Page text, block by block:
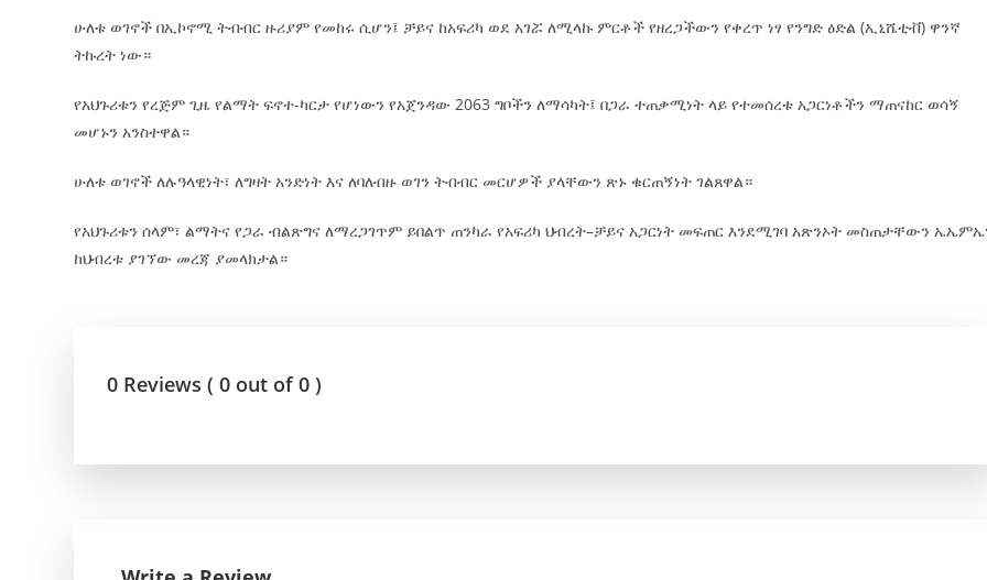
ሁለቱ ወገኖች በኢኮኖሚ ትብብር ዙሪያም የመከሩ ሲሆን፤ ቻይና ከአፍሪካ ወደ አገሯ ለሚላኩ ምርቶች የዘረጋችውን የቀረጥ ነፃ የንግድ ዕድል (ኢኒሼቲቭ) ዋንኛ
ትኩረት ነው።
የአህጉሪቱን የረጅም ጊዜ የልማት ፍኖተ-ካርታ የሆነውን የአጀንዳው 2063 ግቦችን ለማሳካት፤ በጋራ ተጠቃሚነት ላይ የተመሰረቱ አጋርነቶችን ማጠናከር ወሳኝ
መሆኑን አንስተዋል።
ሁለቱ ወገኖች ለሉዓላዊነት፣ ለግዛት አንድነት እና ለባለብዙ ወገን ትብብር መርሆዎች ያላቸውን ጽኑ ቁርጠኝነት ገልጸዋል።
የአህጉሪቱን ሰላም፣ ልማትና የጋራ ብልጽግና ለማረጋገጥም ይበልጥ ጠንካራ የአፍሪካ ህብረት–ቻይና አጋርነት መፍጠር እንደሚገባ አጽንኦት መስጠታቸውን
ከህብረቱ ያገኘው መረጃ ያመላክታል።
0 Reviews ( 0 out of 0 )